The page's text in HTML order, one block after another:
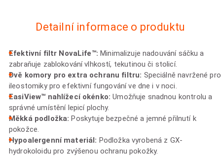
Detailní informace o produktu
Efektivní filtr NovaLife™:Minimalizuje nadouvání sáčku a
zabraňuje zablokování vlhkostí, tekutinou či stolicí.
Dvě komory pro extra ochranu filtru: Speciálně navržené pro
ileostomiky pro efektivní fungování ve dne i v noci.
EasiView™ nahlížecí okénko: Umožňuje snadnou kontrolu a
správné umístění lepicí plochy.
Měkká podložka: Poskytuje bezpečné a jemné přilnutí k
pokožce.
Hypoalergenní materiál: Podložka vyrobená z GX-
hydrokoloidu pro zvýšenou ochranu pokožky.